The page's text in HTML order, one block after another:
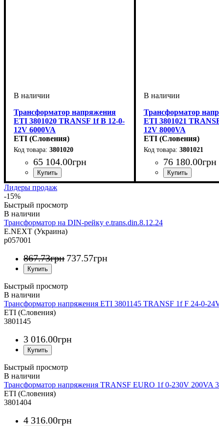
Трансформатор напряжения
ETI 3801020 TRANSF 1f B 12-0-
12V 6000VA
ETI (Словения)
3801020
65 104.00грн
Трансформатор
ETI 3801021
12V 8000VA
ETI (Словения)
3801021
76 180.00грн
Лидеры продаж
-15%
Быстрый просмотр
Трансформатор на DIN-рейку e.trans.din.8.12.24
E.NEXT (Украина)
p057001
867.73грн 737.57грн
Быстрый просмотр
Трансформатор напряжения ETI 3801145 TRANSF 1f F 24-0-
ETI (Словения)
3801145
3 016.00грн
Быстрый просмотр
Трансформатор напряжения TRANSF EURO 1f 0-230V 200VA
ETI (Словения)
3801404
4 316.00грн